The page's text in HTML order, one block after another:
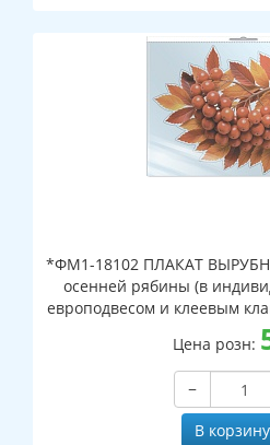
*ФМ1-18102 ПЛАКАТ
осенней рябины (в
европодвесом и клеевым
ВД-
Цена розн:
−
В корзину